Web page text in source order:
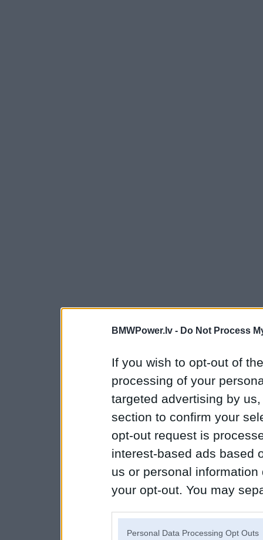
BMWPower.lv - Do Not Process
If you wish to opt-out of
processing of your
targeted advertising by
section to confirm your
opt-out request is
interest-based ads based
us or personal
your opt-out. You may
Personal Data Processing Opt Outs